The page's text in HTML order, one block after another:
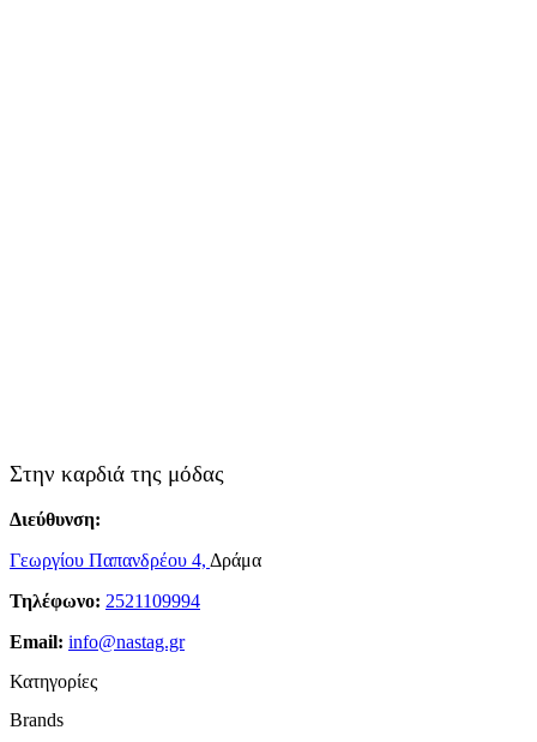
Στην καρδιά της μόδας
Διεύθυνση:
Γεωργίου Παπανδρέου 4, Δράμα
Τηλέφωνο: 2521109994
Email: info@nastag.gr
Κατηγορίες
Brands